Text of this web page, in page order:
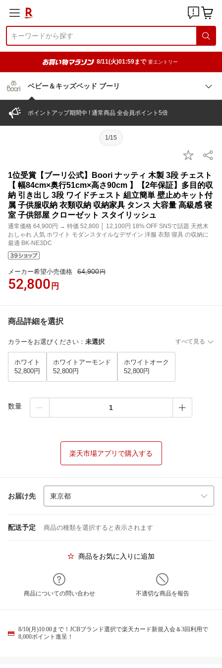
8/11(火)01:59まで 要エントリー
ベビー＆キッズベッド ブーリ
ポイントアップ期間中 ! 通常商品 全会員ポイント5倍
1/15
1位受賞【ブーリ公式】Boori ナッティ 木製 3段 チェスト
【 幅84cm×奥行51cm×高さ90cm 】【2年保証】多目的収
納 引き出し 3段 ワイドチェスト 組立簡単 壁止めキット付
属 子供服収納 衣類収納 収納家具 タンス 大容量 高級感 寝
室 子供部屋 クローゼット スタイリッシュ
通常価格 64,900円 → 特価 52,800 │ 12,100円 18% OFF SNSで話題 天然木
おしゃれ 人気 ホワイト モダンスタイルなデザイン 洋服 衣類 寝具 の収納に
最適 BK-NE3DC
メーカー希望小売価格 64,900円
52,800 円
商品詳細を選択
カラーをお選びください ： 未選択 すべて見る
ホワイト
52,800円
ホワイトアーモンド
52,800円
ホワイトオーク
52,800円
数量
楽天市場アプリで購入する
お届け先
配送予定 商品の種類を選択すると表示されます
商品をお気に入りに追加
商品についての問い合わせ 不適切な商品を報告
8/10(月)10:00まで！JCBブランド選択で楽天カード新規入会＆3回利用で
8,000ポイント進呈！